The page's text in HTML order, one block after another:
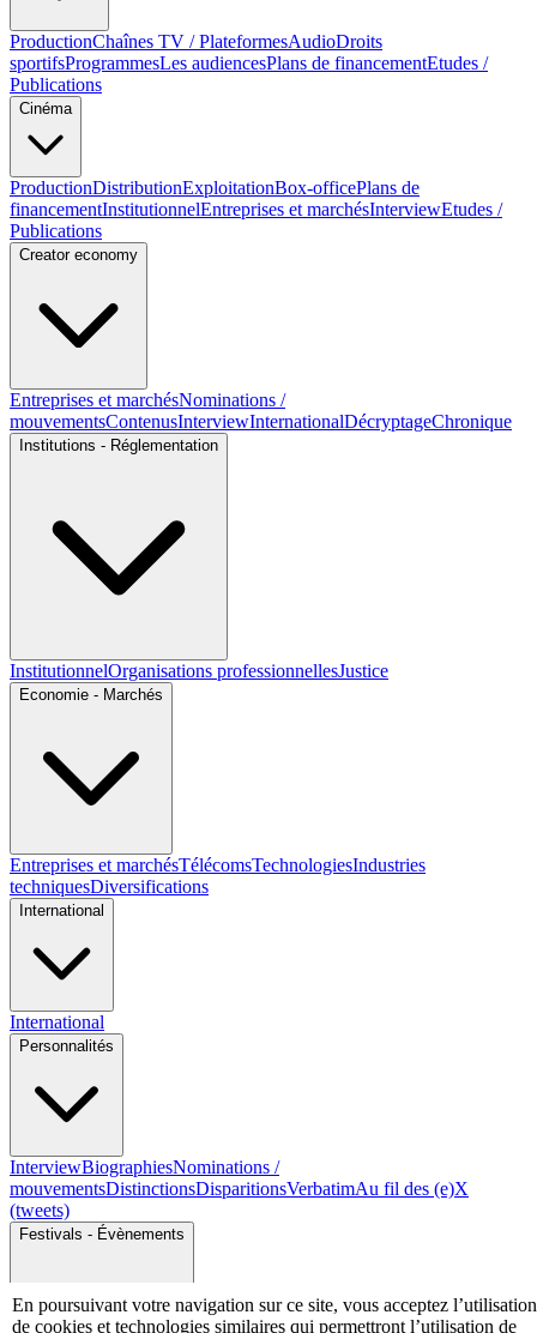
ProductionChaînes TV / PlateformesAudioDroits
sportifsProgrammesLes audiencesPlans de financementEtudes /
Publications
Cinéma
ProductionDistributionExploitationBox-officePlans de
financementInstitutionnelEntreprises et marchésInterviewEtudes /
Publications
Creator economy
Entreprises et marchésNominations /
mouvementsContenusInterviewInternationalDécryptageChronique
Institutions - Réglementation
InstitutionnelOrganisations professionnellesJustice
Economie - Marchés
Entreprises et marchésTélécomsTechnologiesIndustries
techniquesDiversifications
International
International
Personnalités
InterviewBiographiesNominations /
mouvementsDistinctionsDisparitionsVerbatimAu fil des (e)X
(tweets)
Festivals - Évènements
En poursuivant votre navigation sur ce site, vous acceptez l’utilisation
de cookies et technologies similaires qui permettront l’utilisation de